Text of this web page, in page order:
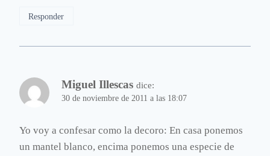
Responder
Miguel Illescas dice:
30 de noviembre de 2011 a las 18:07
Yo voy a confesar como la decoro: En casa ponemos
un mantel blanco, encima ponemos una especie de